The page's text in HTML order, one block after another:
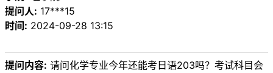
提问人: 17***15
时间: 2024-09-28 13:15
提问内容: 请问化学专业今年还能考日语203吗？考试科目会